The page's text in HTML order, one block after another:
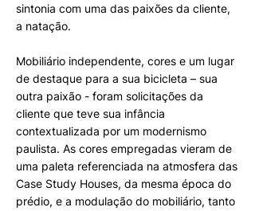
sintonia com uma das paixões da cliente,
a natação.
Mobiliário independente, cores e um lugar
de destaque para a sua bicicleta – sua
outra paixão - foram solicitações da
cliente que teve sua infância
contextualizada por um modernismo
paulista. As cores empregadas vieram de
uma paleta referenciada na atmosfera das
Case Study Houses, da mesma época do
prédio, e a modulação do mobiliário, tanto